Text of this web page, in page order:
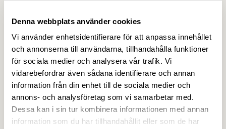
Denna webbplats använder cookies
Vi använder enhetsidentifierare för att anpassa innehållet
och annonserna till användarna, tillhandahålla funktioner
för sociala medier och analysera vår trafik. Vi
vidarebefordrar även sådana identifierare och annan
information från din enhet till de sociala medier och
annons- och analysföretag som vi samarbetar med.
Dessa kan i sin tur kombinera informationen med annan
information som du har tillhandahållit eller som de har
Inbjudan: Kostnadsfria seminarium
om arbetsmiljö på sju orter i Sverige –
24 JUNI 2026